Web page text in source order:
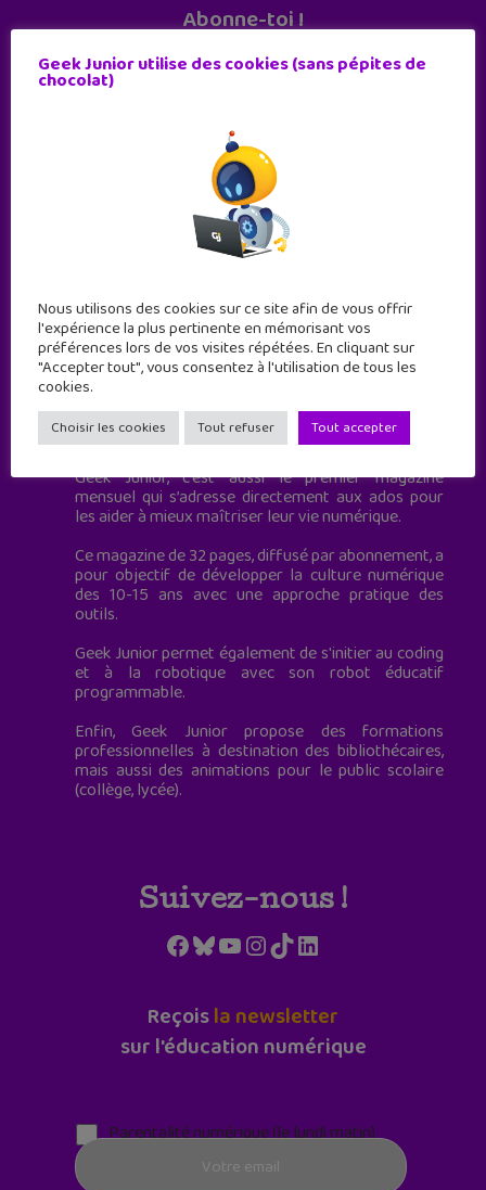
Abonne-toi !
11 numéros par an
Geek Junior est le premier site de culture numérique
à destination des adolescents.
Geek Junior, c’est aussi le premier magazine
mensuel qui s’adresse directement aux ados pour
les aider à mieux maîtriser leur vie numérique.
Ce magazine de 32 pages, diffusé par abonnement, a
pour objectif de développer la culture numérique
des 10-15 ans avec une approche pratique des
outils.
Geek Junior permet également de s'initier au coding
et à la robotique avec son robot éducatif
programmable.
Enfin, Geek Junior propose des formations
professionnelles à destination des bibliothécaires,
mais aussi des animations pour le public scolaire
(collège, lycée).
Suivez-nous !
Facebook
Bluesky
YouTube
Instagram
TikTokLinkedIn
Reçoisla newsletter
sur l'éducation numérique
Parentalité numérique (le lundi matin)
Geek Junior utilise des cookies (sans pépites de
chocolat)
Nous utilisons des cookies sur ce site afin de vous offrir
l'expérience la plus pertinente en mémorisant vos
préférences lors de vos visites répétées. En cliquant sur
"Accepter tout", vous consentez à l'utilisation de tous les
cookies.
Choisir les cookies Tout refuser Tout accepter